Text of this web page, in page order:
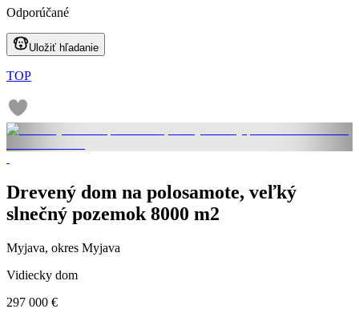
Odporúčané
Uložiť hľadanie
TOP
Drevený dom na polosamote, veľký
slnečný pozemok 8000 m2
Myjava, okres Myjava
Vidiecky dom
297 000 €